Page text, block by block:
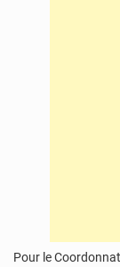
Pour le